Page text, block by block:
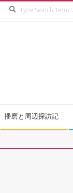
播磨と周辺探訪記